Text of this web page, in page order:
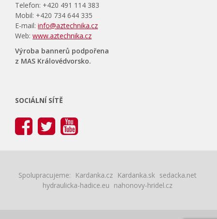
Telefon: +420 491 114 383
Mobil: +420 734 644 335
E-mail:info@aztechnika.cz
Web:www.aztechnika.cz
Výroba bannerů podpořena
z MAS Královédvorsko.
SOCIÁLNÍ SÍTĚ
Spolupracujeme: Kardanka.cz Kardanka.sk sedacka.net
hydraulicka-hadice.eu nahonovy-hridel.cz